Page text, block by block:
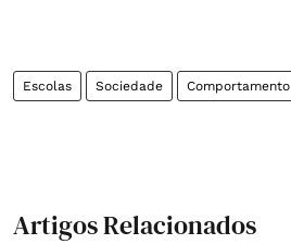
Escolas Sociedade Comportamento
Artigos Relacionados